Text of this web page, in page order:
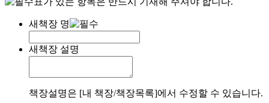
새책장 명
새책장 설명
책장설명은 [내 책장/책장목록]에서 수정할 수 있습니다.